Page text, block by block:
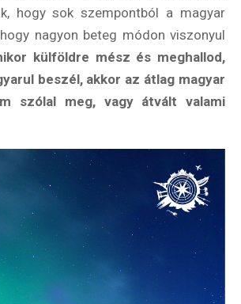
hogy sok szempontból a magyar
nagyon beteg módon viszonyul
külföldre mész és meghallod,
beszél, akkor az átlag magyar
szólal meg, vagy átvált valami